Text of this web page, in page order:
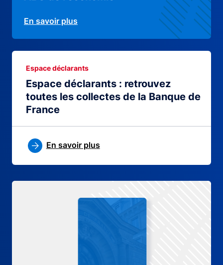
En savoir plus
Espace déclarants : retrouvez
toutes les collectes de la Banque de
France
Espace déclarants
En savoir plus